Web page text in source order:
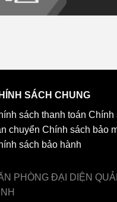
SÁCH CHUNG
sách thanh toán Chính
chuyển Chính sách bảo
sách bảo hành
PHÒNG ĐẠI DIỆN